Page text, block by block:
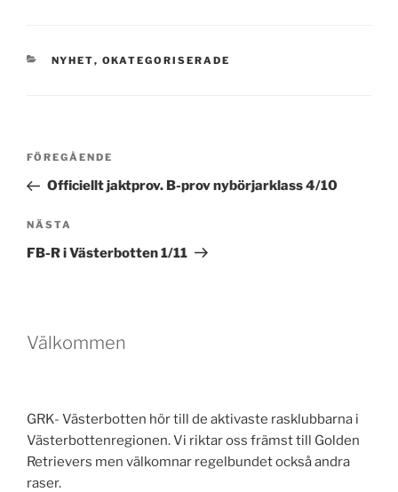
KATEGORIER
NYHET, OKATEGORISERADE
Inläggsnavigering
Föregående
inlägg
FÖREGÅENDE
Officiellt jaktprov. B-prov nybörjarklass 4/10
Nästa
inlägg
NÄSTA
FB-R i Västerbotten 1/11
Välkommen
GRK- Västerbotten hör till de aktivaste rasklubbarna i
Västerbottenregionen. Vi riktar oss främst till Golden
Retrievers men välkomnar regelbundet också andra
raser.